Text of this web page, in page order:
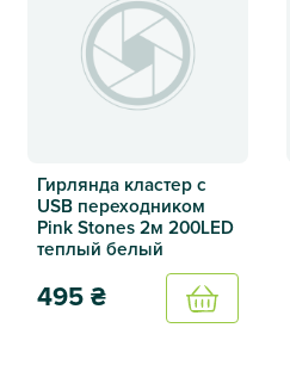
Гирлянда кластер с
USB переходником
Pink Stones 2м 200LED
теплый белый
495₴
Купить
Гирлянда кластер с USB